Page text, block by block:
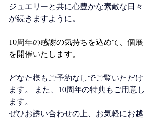
ジュエリーと共に心豊かな素敵な日々
が続きますように。
10周年の感謝の気持ちを込めて、個展
を開催いたします。
どなた様もご予約なしでご覧いただけ
ます。 また、10周年の特典もご用意し
ます。
ぜひお誘い合わせの上、お気軽にお越